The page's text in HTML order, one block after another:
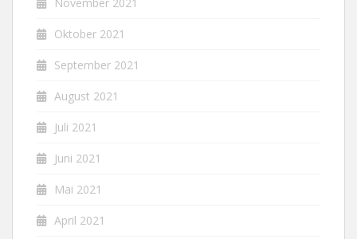
Oktober 2021
September 2021
August 2021
Juli 2021
Juni 2021
Mai 2021
April 2021